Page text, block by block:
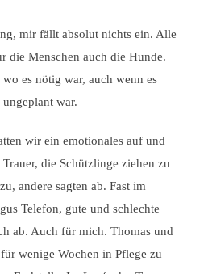
mir fällt absolut nichts ein. Alle
die Menschen auch die Hunde.
es nötig war, auch wenn es
war.
wir ein emotionales auf und
die Schützlinge ziehen zu
andere sagten ab. Fast im
Telefon, gute und schlechte
ab. Auch für mich. Thomas und
wenige Wochen in Pflege zu